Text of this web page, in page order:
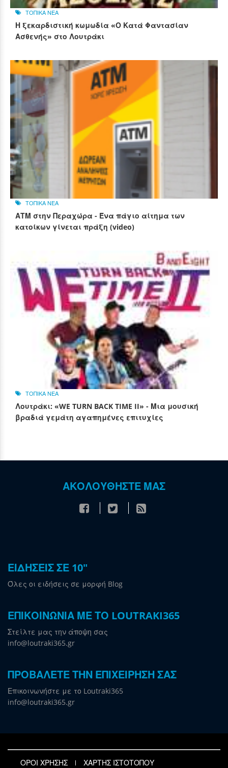
ΤΟΠΙΚΑ ΝΕΑ
Η ξεκαρδιστική κωμωδία «Ο Κατά Φαντασίαν
Ασθενής» στο Λουτράκι
ΤΟΠΙΚΑ ΝΕΑ
ΑΤΜ στην Περαχώρα - Ένα πάγιο αίτημα των
κατοίκων γίνεται πράξη (video)
ΤΟΠΙΚΑ ΝΕΑ
Λουτράκι: «WE TURN BACK TIME II» - Μια μουσική
βραδιά γεμάτη αγαπημένες επιτυχίες
ΑΚΟΛΟΥΘΗΣΤΕ ΜΑΣ
ΕΙΔΗΣΕΙΣ ΣΕ 10"
Όλες οι ειδήσεις σε μορφή Blog
ΕΠΙΚΟΙΝΩΝΙΑ ΜΕ ΤΟ LOUTRAKI365
Στείλτε μας την άποψη σας
info@loutraki365.gr
ΠΡΟΒΑΛΕΤΕ ΤΗΝ ΕΠΙΧΕΙΡΗΣΗ ΣΑΣ
Επικοινωνήστε με το Loutraki365
info@loutraki365.gr
ΟΡΟΙ ΧΡΗΣΗΣ
ΧΑΡΤΗΣ ΙΣΤΟΤΟΠΟΥ